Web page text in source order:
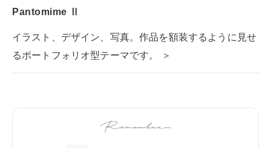
Pantomime Ⅱ
イラスト、デザイン、写真。作品を額装するように見せ
るポートフォリオ型テーマです。 ＞